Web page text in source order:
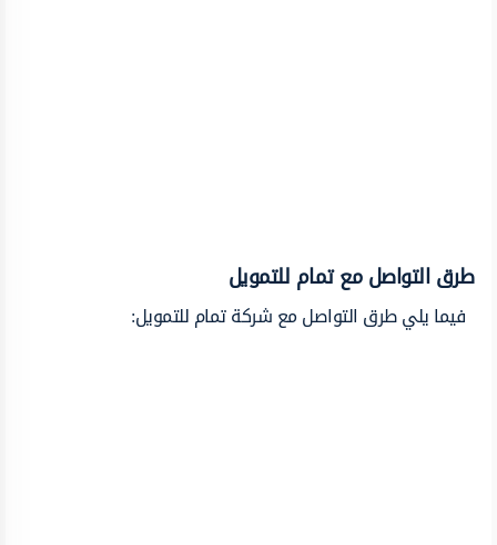
طرق التواصل مع تمام للتمويل
فيما يلي طرق التواصل مع شركة تمام للتمويل: